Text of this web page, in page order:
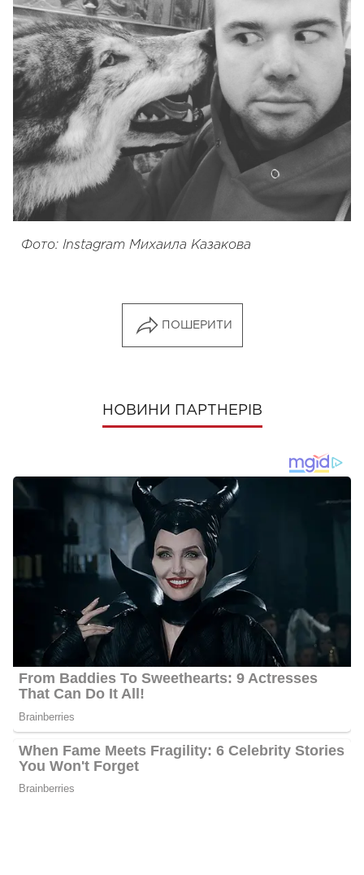
Фото: Instagram Михаила Казакова
ПОШЕРИТИ
НОВИНИ ПАРТНЕРІВ